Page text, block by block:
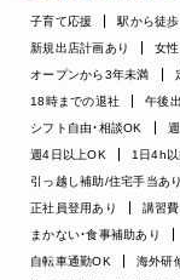
子育て応援 駅から徒
新規出店計画あり
女
オープンから3年未満
18時までの退社
午後
シフト自由・相談OK
週4日以上OK
1日4h
引っ越し補助/住宅手当あり
正社員登用あり
講習
まかない・食事補助あり
自転車通勤OK
海外研